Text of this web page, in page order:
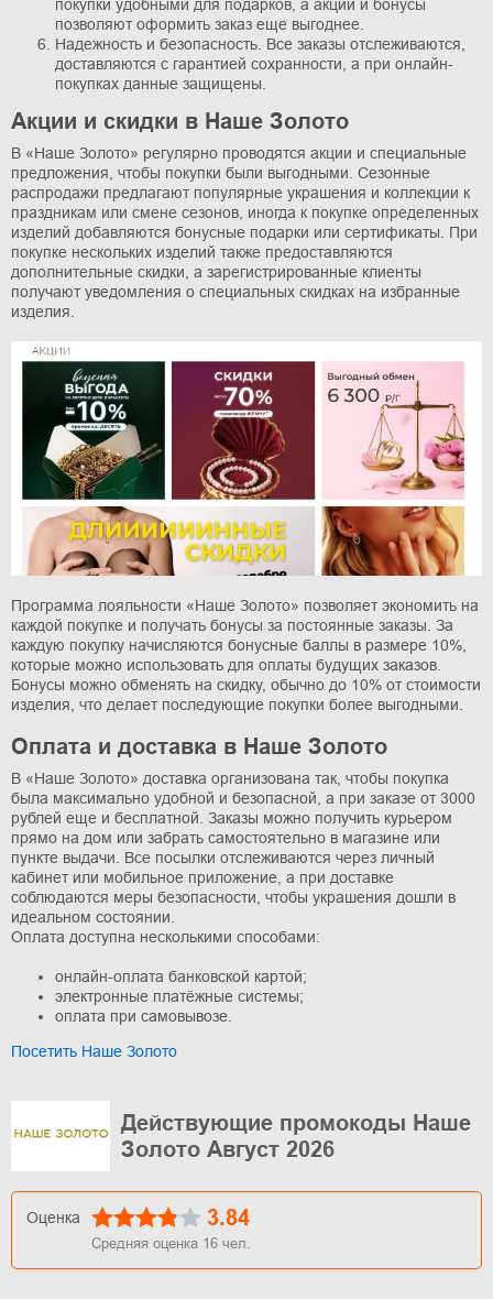
покупки удобными для подарков, а акции и бонусы
позволяют оформить заказ еще выгоднее.
Надежность и безопасность. Все заказы отслеживаются,
доставляются с гарантией сохранности, а при онлайн-
покупках данные защищены.
Акции и скидки в Наше Золото
В «Наше Золото» регулярно проводятся акции и специальные
предложения, чтобы покупки были выгодными. Сезонные
распродажи предлагают популярные украшения и коллекции к
праздникам или смене сезонов, иногда к покупке определенных
изделий добавляются бонусные подарки или сертификаты. При
покупке нескольких изделий также предоставляются
дополнительные скидки, а зарегистрированные клиенты
получают уведомления о специальных скидках на избранные
изделия.
Программа лояльности «Наше Золото» позволяет экономить на
каждой покупке и получать бонусы за постоянные заказы. За
каждую покупку начисляются бонусные баллы в размере 10%,
которые можно использовать для оплаты будущих заказов.
Бонусы можно обменять на скидку, обычно до 10% от стоимости
изделия, что делает последующие покупки более выгодными.
Оплата и доставка в Наше Золото
В «Наше Золото» доставка организована так, чтобы покупка
была максимально удобной и безопасной, а при заказе от 3000
рублей еще и бесплатной. Заказы можно получить курьером
прямо на дом или забрать самостоятельно в магазине или
пункте выдачи. Все посылки отслеживаются через личный
кабинет или мобильное приложение, а при доставке
соблюдаются меры безопасности, чтобы украшения дошли в
идеальном состоянии.
Оплата доступна несколькими способами:
онлайн-оплата банковской картой;
электронные платёжные системы;
оплата при самовывозе.
Посетить Наше Золото
Действующие промокоды Наше
Золото Август 2026
Оценка 3.84
Средняя оценка 16 чел.